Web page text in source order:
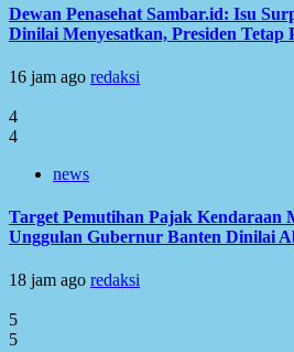
Dewan Penasehat Sambar.id: Isu
Dinilai Menyesatkan, Presiden Tetap
16 jam ago redaksi
4
4
news
Target Pemutihan Pajak Kendaraan
Unggulan Gubernur Banten Dinilai
18 jam ago redaksi
5
5